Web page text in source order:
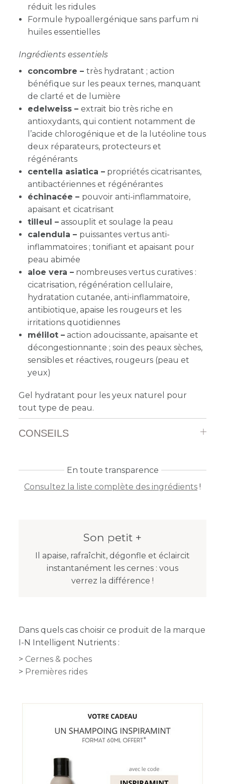
réduit les ridules
Formule hypoallergénique sans parfum ni
huiles essentielles
Ingrédients essentiels
concombre – très hydratant ; action
bénéfique sur les peaux ternes, manquant
de clarté et de lumière
edelweiss – extrait bio très riche en
antioxydants, qui contient notamment de
l’acide chlorogénique et de la lutéoline tous
deux réparateurs, protecteurs et
régénérants
centella asiatica – propriétés cicatrisantes,
antibactériennes et régénérantes
échinacée – pouvoir anti-inflammatoire,
apaisant et cicatrisant
tilleul – assouplit et soulage la peau
calendula – puissantes vertus anti-
inflammatoires ; tonifiant et apaisant pour
peau abimée
aloe vera – nombreuses vertus curatives :
cicatrisation, régénération cellulaire,
hydratation cutanée, anti-inflammatoire,
antibiotique, apaise les rougeurs et les
irritations quotidiennes
mélilot – action adoucissante, apaisante et
décongestionnante ; soin des peaux sèches,
sensibles et réactives, rougeurs (peau et
yeux)
Gel hydratant pour les yeux naturel pour
tout type de peau.
CONSEILS
En toute transparence
Consultez la liste complète des ingrédients !
Son petit +
Il apaise, rafraîchit, dégonfle et éclaircit
instantanément les cernes : vous
verrez la différence !
Dans quels cas choisir ce produit de la marque
I-N Intelligent Nutrients :
Cernes & poches
Premières rides